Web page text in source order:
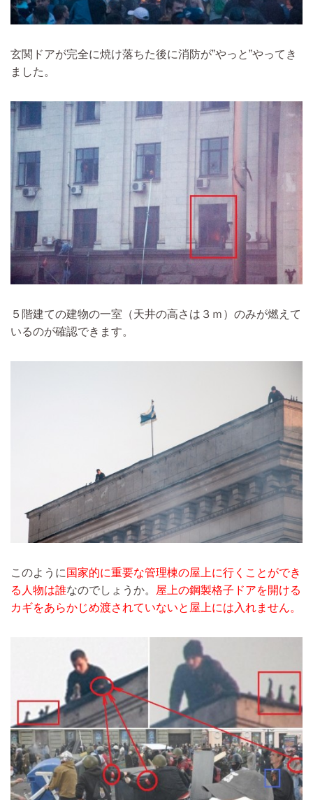
玄関ドアが完全に焼け落ちた後に消防が”やっと”やってき
ました。
５階建ての建物の一室（天井の高さは３ｍ）のみが燃えて
いるのが確認できます。
このように 国家的に重要な管理棟の屋上に行くことができ
る人物は誰なのでしょうか。
屋上の鋼製格子ドアを開ける
カギをあらかじめ渡されていないと屋上には入れません。